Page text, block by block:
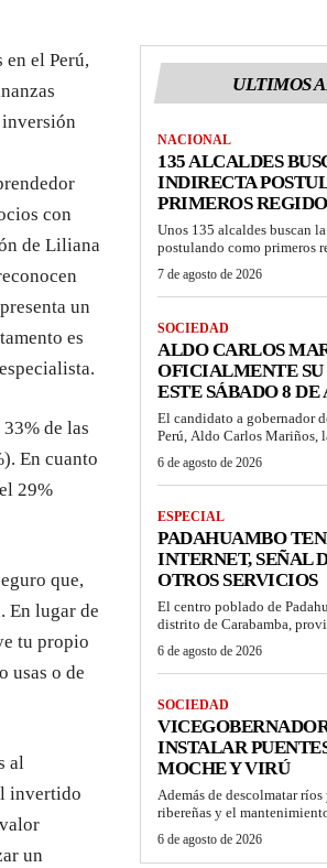
en el Perú,
inversión
con
de Liliana
un
es
de las
En cuanto
29%
que,
En lugar de
tu propio
usas o de
al
invertido
un
ULTIMOS
NACIONAL
135 ALCALDES
INDIRECTA
PRIMEROS
Unos 135 alcaldes buscan
postulando como primeros
7 de agosto de 2026
SOCIEDAD
ALDO CARLOS
OFICIALMENTE
ESTE SÁBADO 8 DE
El candidato a gobernador
Perú, Aldo Carlos Mariños,
6 de agosto de 2026
ESPECIAL
PADAHUAMBO
INTERNET, SEÑAL
OTROS SERVICIOS
El centro poblado de
distrito de Carabamba,
6 de agosto de 2026
SOCIEDAD
INSTALAR
MOCHE Y VIRÚ
Además de descolmatar ríos
ribereñas y el
6 de agosto de 2026